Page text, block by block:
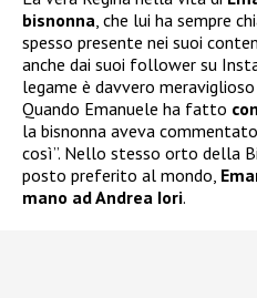
bisnonna, che lui ha sempre
spesso presente nei suoi
anche dai suoi follower su
legame è davvero
Quando Emanuele ha fatto
la bisnonna aveva
così”. Nello stesso orto della
posto preferito al mondo,
mano ad Andrea Iori.